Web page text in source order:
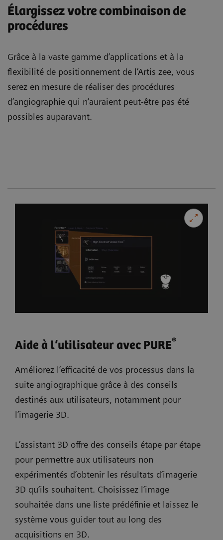
Élargissez votre combinaison de
procédures
Grâce à la vaste gamme d’applications et à la
flexibilité de positionnement de l’Artis zee, vous
serez en mesure de réaliser des procédures
d’angiographie qui n’auraient peut-être pas été
possibles auparavant.
Aide à l’utilisateur avec PURE®
Améliorez l’efficacité de vos processus dans la
suite angiographique grâce à des conseils
destinés aux utilisateurs, notamment pour
l’imagerie 3D.
L’assistant 3D offre des conseils étape par étape
pour permettre aux utilisateurs non
expérimentés d’obtenir les résultats d’imagerie
3D qu’ils souhaitent. Choisissez l’image
souhaitée dans une liste prédéfinie et laissez le
système vous guider tout au long des
acquisitions en 3D.